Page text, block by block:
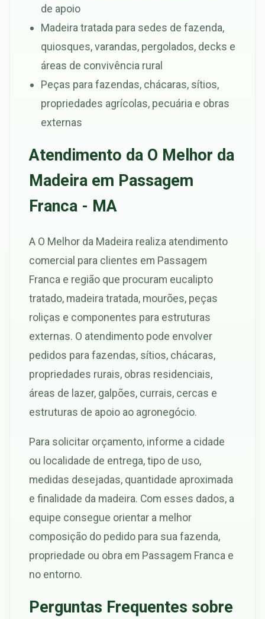
de apoio
Madeira tratada para sedes de fazenda,
quiosques, varandas, pergolados, decks e
áreas de convivência rural
Peças para fazendas, chácaras, sítios,
propriedades agrícolas, pecuária e obras
externas
Atendimento da O Melhor da
Madeira em Passagem
Franca - MA
A O Melhor da Madeira realiza atendimento
comercial para clientes em Passagem
Franca e região que procuram eucalipto
tratado, madeira tratada, mourões, peças
roliças e componentes para estruturas
externas. O atendimento pode envolver
pedidos para fazendas, sítios, chácaras,
propriedades rurais, obras residenciais,
áreas de lazer, galpões, currais, cercas e
estruturas de apoio ao agronegócio.
Para solicitar orçamento, informe a cidade
ou localidade de entrega, tipo de uso,
medidas desejadas, quantidade aproximada
e finalidade da madeira. Com esses dados, a
equipe consegue orientar a melhor
composição do pedido para sua fazenda,
propriedade ou obra em Passagem Franca e
no entorno.
Perguntas Frequentes sobre